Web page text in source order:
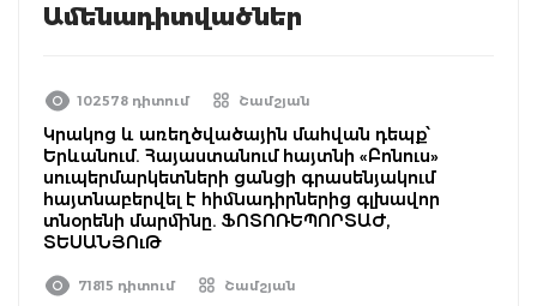
Ամենադիտվածներ
102578 դիտում Շամշյան
Կրակոց և առեղծվածային մահվան դեպք՝
Երևանում. Հայաստանում հայտնի «Բոնուս»
սուպերմարկետների ցանցի գրասենյակում
հայտնաբերվել է հիմնադիրներից գլխավոր
տնօրենի մարմինը. ՖՈՏՈՌԵՊՈՐՏԱԺ,
ՏԵՍԱՆՅՈւԹ
71815 դիտում Շամշյան